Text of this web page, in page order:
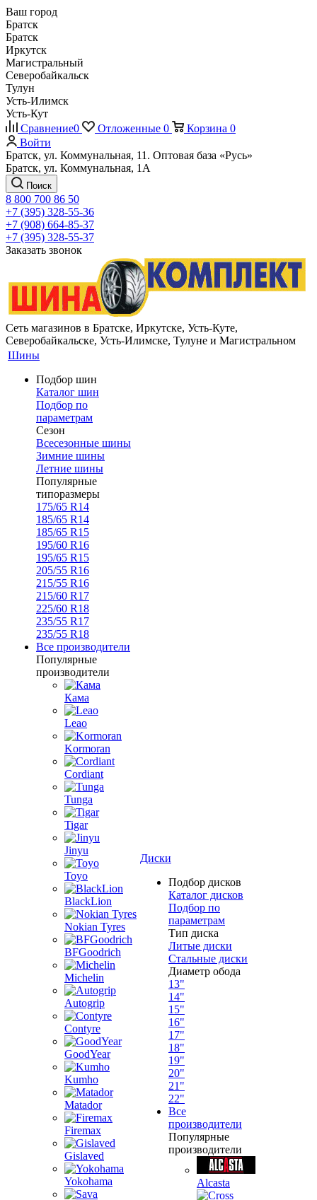
Ваш город
Братск
Братск
Иркутск
Магистральный
Северобайкальск
Тулун
Усть-Илимск
Усть-Кут
Сравнение0 Отложенные 0 Корзина 0
Войти
Братск, ул. Коммунальная, 11. Оптовая база «Русь»
Братск, ул. Коммунальная, 1А
Поиск
8 800 700 86 50
+7 (395) 328-55-36
+7 (908) 664-85-37
+7 (395) 328-55-37
Заказать звонок
Сеть магазинов в Братске, Иркутске, Усть-Куте,
Северобайкальске, Усть-Илимске, Тулуне и Магистральном
Шины
Подбор шин
Каталог шин
Подбор по
параметрам
Сезон
Всесезонные шины
Зимние шины
Летние шины
Популярные
типоразмеры
175/65 R14
185/65 R14
185/65 R15
195/60 R16
195/65 R15
205/55 R16
215/55 R16
215/60 R17
225/60 R18
235/55 R17
235/55 R18
Все производители
Популярные
производители
Кама
Leao
Kormoran
Cordiant
Tunga
Tigar
Jinyu
Toyo
BlackLion
Nokian Tyres
BFGoodrich
Michelin
Autogrip
Contyre
GoodYear
Kumho
Matador
Firemax
Gislaved
Yokohama
Диски
Подбор дисков
Каталог дисков
Подбор по
параметрам
Тип диска
Литые диски
Стальные диски
Диаметр обода
13"
14"
15"
16"
17"
18"
19"
20"
21"
22"
Все
производители
Популярные
производители
Alcasta